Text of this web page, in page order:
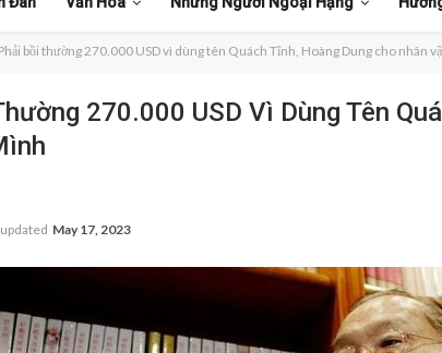
bồi thường 270.000 USD vì dùng tên Quách Tĩnh, Hoàng Dung cho nhân
270.000 USD Vì Dùng Tên
May 17, 2023